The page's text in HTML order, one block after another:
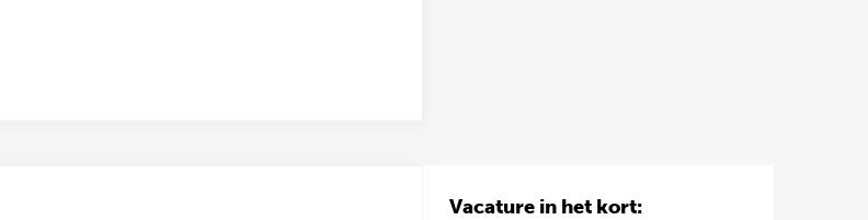
Vacature in het kort: